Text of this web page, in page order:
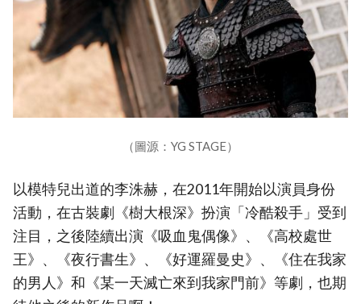
（圖源：YG STAGE）
以模特兒出道的李洙赫，在2011年開始以演員身份
活動，在古裝劇《樹大根深》扮演「冷酷殺手」受到
注目，之後陸續出演《吸血鬼偶像》、《高校處世
王》、《夜行書生》、《好運羅曼史》、《住在我家
的男人》和《某一天滅亡來到我家門前》等劇，也期